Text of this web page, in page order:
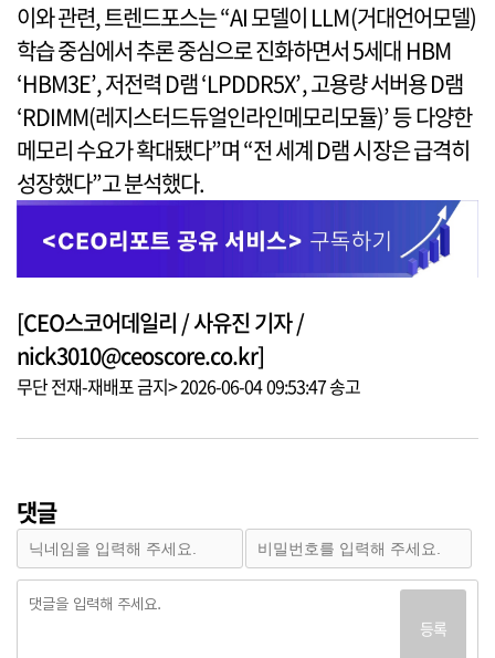
이와 관련, 트렌드포스는 “AI 모델이 LLM(거대언어모델)
학습 중심에서 추론 중심으로 진화하면서 5세대 HBM
‘HBM3E’, 저전력 D램 ‘LPDDR5X’, 고용량 서버용 D램
‘RDIMM(레지스터드듀얼인라인메모리모듈)’ 등 다양한
메모리 수요가 확대됐다”며 “전 세계 D램 시장은 급격히
성장했다”고 분석했다.
[CEO스코어데일리 / 사유진 기자 /
nick3010@ceoscore.co.kr]
무단 전재-재배포 금지> 2026-06-04 09:53:47 송고
댓글
등록